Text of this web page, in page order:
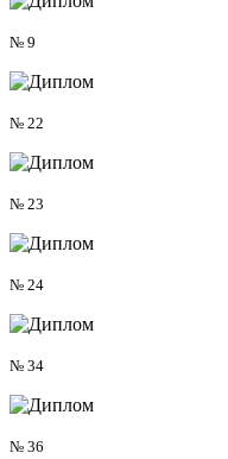
№ 9
№ 22
№ 23
№ 24
№ 34
№ 36